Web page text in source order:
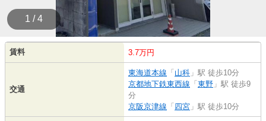
1 / 4
賃料 3.7万円
交通
東海道本線 「 山科 」駅 徒歩10分
京都地下鉄東西線 「 東野 」駅 徒歩9
分
京阪京津線 「 四宮 」駅 徒歩10分